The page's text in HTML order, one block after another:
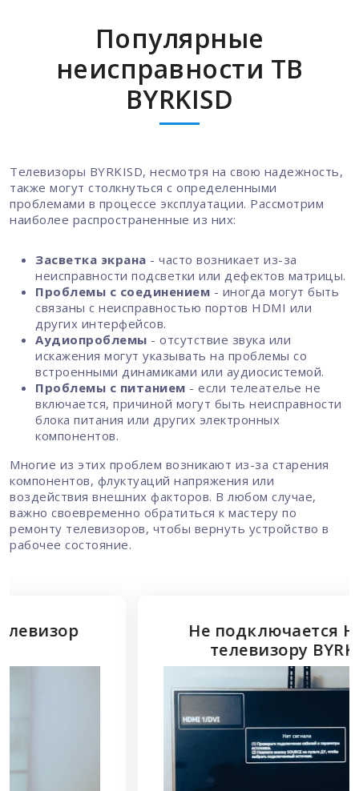
Популярные
неисправности ТВ
BYRKISD
Телевизоры BYRKISD, несмотря на свою надежность,
также могут столкнуться с определенными
проблемами в процессе эксплуатации. Рассмотрим
наиболее распространенные из них:
Засветка экрана - часто возникает из-за
неисправности подсветки или дефектов матрицы.
Проблемы с соединением - иногда могут быть
связаны с неисправностью портов HDMI или
других интерфейсов.
Аудиопроблемы - отсутствие звука или
искажения могут указывать на проблемы со
встроенными динамиками или аудиосистемой.
Проблемы с питанием - если телеателье не
включается, причиной могут быть неисправности
блока питания или других электронных
компонентов.
Многие из этих проблем возникают из-за старения
компонентов, флуктуаций напряжения или
воздействия внешних факторов. В любом случае,
важно своевременно обратиться к мастеру по
ремонту телевизоров, чтобы вернуть устройство в
рабочее состояние.
Не подключается HDMI к
телевизору BYRKISD